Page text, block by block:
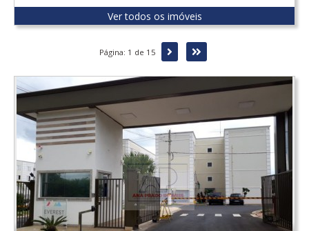
Ver todos os imóveis
Página: 1 de 15 PróximaÚltima